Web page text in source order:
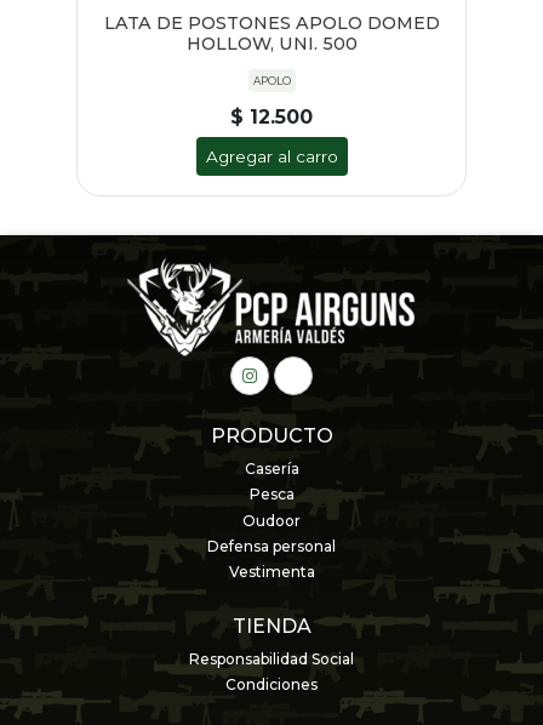
LATA DE POSTONES APOLO DOMED
HOLLOW, UNI. 500
APOLO
$ 12.500
Agregar al carro
PRODUCTO
Casería
Pesca
Oudoor
Defensa personal
Vestimenta
TIENDA
Responsabilidad Social
Condiciones